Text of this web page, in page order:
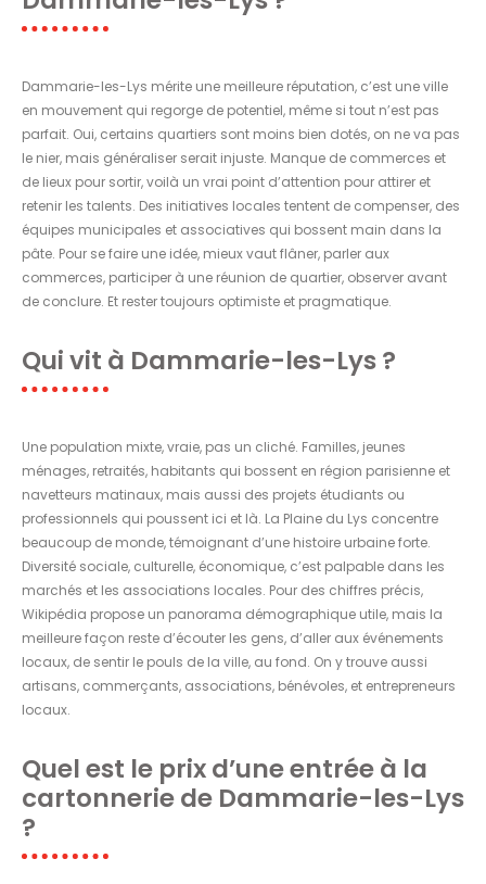
Dammarie-les-Lys mérite une meilleure réputation, c’est une ville
en mouvement qui regorge de potentiel, même si tout n’est pas
parfait. Oui, certains quartiers sont moins bien dotés, on ne va pas
le nier, mais généraliser serait injuste. Manque de commerces et
de lieux pour sortir, voilà un vrai point d’attention pour attirer et
retenir les talents. Des initiatives locales tentent de compenser, des
équipes municipales et associatives qui bossent main dans la
pâte. Pour se faire une idée, mieux vaut flâner, parler aux
commerces, participer à une réunion de quartier, observer avant
de conclure. Et rester toujours optimiste et pragmatique.
Qui vit à Dammarie-les-Lys ?
Une population mixte, vraie, pas un cliché. Familles, jeunes
ménages, retraités, habitants qui bossent en région parisienne et
navetteurs matinaux, mais aussi des projets étudiants ou
professionnels qui poussent ici et là. La Plaine du Lys concentre
beaucoup de monde, témoignant d’une histoire urbaine forte.
Diversité sociale, culturelle, économique, c’est palpable dans les
marchés et les associations locales. Pour des chiffres précis,
Wikipédia propose un panorama démographique utile, mais la
meilleure façon reste d’écouter les gens, d’aller aux événements
locaux, de sentir le pouls de la ville, au fond. On y trouve aussi
artisans, commerçants, associations, bénévoles, et entrepreneurs
locaux.
Quel est le prix d’une entrée à la
cartonnerie de Dammarie-les-Lys
?